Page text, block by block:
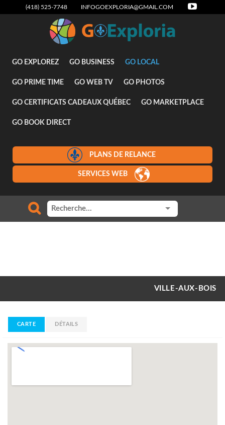
(418) 525-7748 INFOGOEXPLORIA@GMAIL.COM
GO EXPLOREZ GO BUSINESS GO LOCAL
GO PRIME TIME GO WEB TV GO PHOTOS
GO CERTIFICATS CADEAUX QUÉBEC GO MARKETPLACE
GO BOOK DIRECT
PLANS DE RELANCE
SERVICES WEB
VILLE-AUX-BOIS
CARTE DÉTAILS